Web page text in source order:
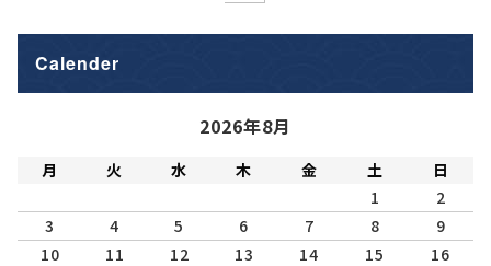
Calender
2026年8月
月 火 水 木 金 土
日
1
2
3
4 5 6 7 8
9
10
11 12 13 14 15
16